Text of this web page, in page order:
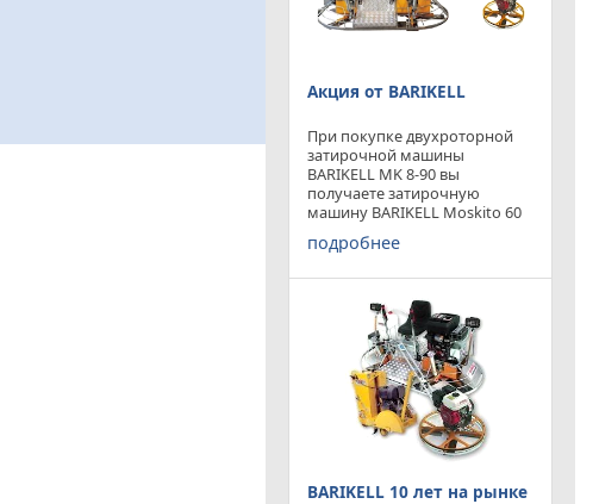
Акция от BARIKELL
При покупке двухроторной
затирочной машины
BARIKELL MK 8-90 вы
получаете затирочную
машину BARIKELL Moskito 60
абсолютно бесплатно
подробнее
BARIKELL 10 лет на рынке